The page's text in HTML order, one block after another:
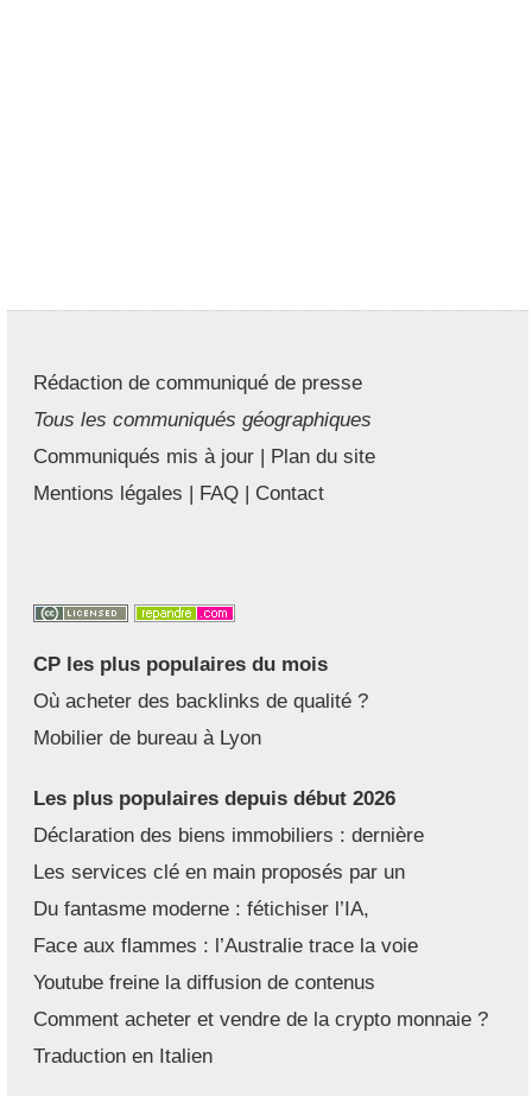
Rédaction de communiqué de presse
Tous les communiqués géographiques
Communiqués mis à jour | Plan du site
Mentions légales | FAQ | Contact
CP les plus populaires du mois
Où acheter des backlinks de qualité ?
Mobilier de bureau à Lyon
Les plus populaires depuis début 2026
Déclaration des biens immobiliers : dernière
Les services clé en main proposés par un
Du fantasme moderne : fétichiser l’IA,
Face aux flammes : l’Australie trace la voie
Youtube freine la diffusion de contenus
Comment acheter et vendre de la crypto monnaie ?
Traduction en Italien